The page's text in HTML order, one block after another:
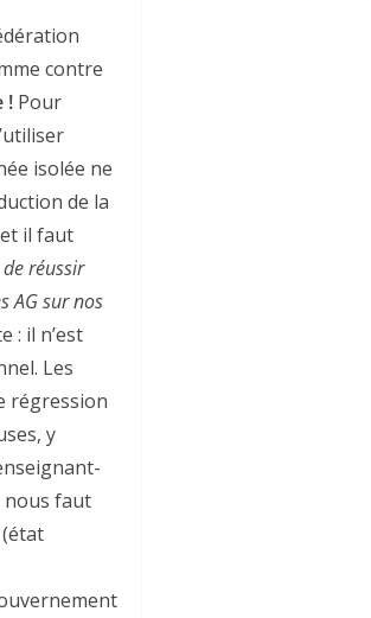
contre
! Pour
isolée ne
de la
il faut
de réussir
AG sur nos
: il n’est
Les
régression
y
nous faut